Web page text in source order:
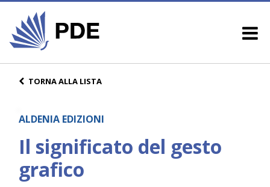
TORNA ALLA LISTA
ALDENIA EDIZIONI
Il significato del gesto
grafico